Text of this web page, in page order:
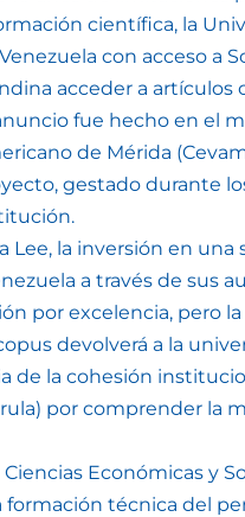
científica, la
con acceso a
acceder a artículos
fue hecho en el
de Mérida
gestado durante
Lee, la inversión en
a través de sus
por excelencia, pero
devolverá a la
de la cohesión
por comprender la
Económicas y
técnica del